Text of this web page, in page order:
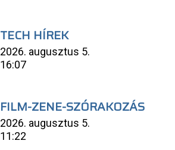
TECH HÍREK
2026. augusztus 5.
16:07
FILM-ZENE-SZÓRAKOZÁS
2026. augusztus 5.
11:22